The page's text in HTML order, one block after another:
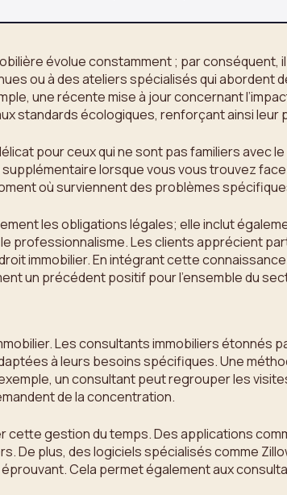
évolue constamment ; par
ou à des ateliers spécialisés qui abordent
une récente mise à jour concernant
standards écologiques, renforçant ainsi leur
pour ceux qui ne sont pas familiers avec
lorsque vous vous trouvez
où surviennent des problèmes
les obligations légales; elle inclut
professionnalisme. Les clients apprécient
immobilier. En intégrant cette
un précédent positif pour l’ensemble du
Les consultants immobiliers étonnés
à leurs besoins spécifiques. Une
un consultant peut regrouper les
de la concentration.
cette gestion du temps. Des applications
De plus, des logiciels spécialisés comme
Cela permet également aux